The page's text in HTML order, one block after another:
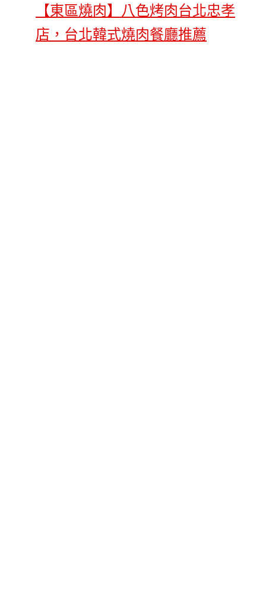
【東區燒肉】八色烤肉台北忠孝
店，台北韓式燒肉餐廳推薦